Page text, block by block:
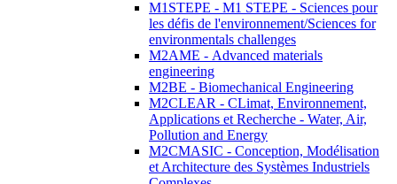
M1STEPE - M1 STEPE - Sciences pour
les défis de l'environnement/Sciences for
environmentals challenges
M2AME - Advanced materials
engineering
M2BE - Biomechanical Engineering
M2CLEAR - CLimat, Environnement,
Applications et Recherche - Water, Air,
Pollution and Energy
M2CMASIC - Conception, Modélisation
et Architecture des Systèmes Industriels